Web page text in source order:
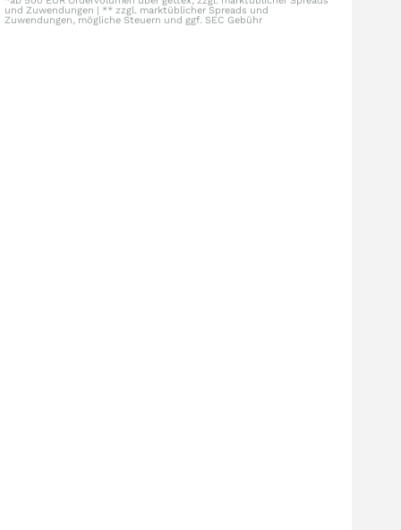
und Zuwendungen | ** zzgl. marktüblicher Spreads und
Zuwendungen, mögliche Steuern und ggf. SEC Gebühr